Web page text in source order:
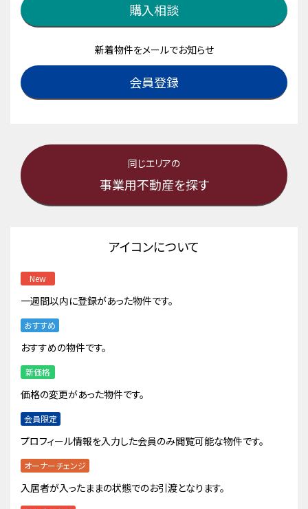
購入相談
新着物件をメールでお知らせ
会員登録
同じエリアの
事業用不動産を探す
アイコンについて
New
一週間以内に登録があった物件です。
おすすめ
おすすめの物件です。
新価格
価格の変更があった物件です。
会員限定
プロフィール情報を入力した会員のみ閲覧可能な物件です。
オーナーチェンジ
入居者が入ったままの状態でのお引渡となります。